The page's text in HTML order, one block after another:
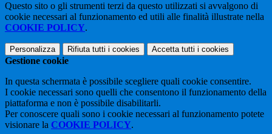
Questo sito o gli strumenti terzi da questo utilizzati si avvalgono di
cookie necessari al funzionamento ed utili alle finalità illustrate nella
COOKIE POLICY.
Personalizza Rifiuta tutti i cookies Accetta tutti i cookies
Gestione cookie
In questa schermata è possibile scegliere quali cookie consentire.
I cookie necessari sono quelli che consentono il funzionamento della
piattaforma e non è possibile disabilitarli.
Per conoscere quali sono i cookie necessari al funzionamento potete
visionare la COOKIE POLICY.